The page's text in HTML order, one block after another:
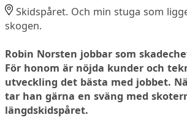
Skidspåret. Och min stuga som
skogen.
Robin Norsten jobbar som
För honom är nöjda kunder och
utveckling det bästa med jobbet.
tar han gärna en sväng med
längdskidspåret.